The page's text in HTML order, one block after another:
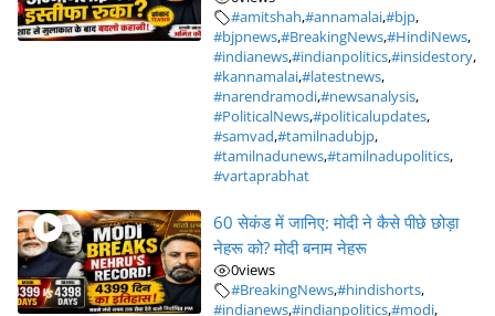
#amitshah,#annamalai,#bjp,
#bjpnews,#BreakingNews,#HindiNews,
#indianews,#indianpolitics,#insidestory,
#kannamalai,#latestnews,
#narendramodi,#newsanalysis,
#PoliticalNews,#politicalupdates,
#samvad,#tamilnadubjp,
#tamilnadunews,#tamilnadupolitics,
#vartaprabhat
60 सेकंड में जानिए: मोदी ने कैसे पीछे छोड़ा
नेहरू को? मोदी बनाम नेहरू
0views
#BreakingNews,#hindishorts,
#indianews,#indianpolitics,#modi,